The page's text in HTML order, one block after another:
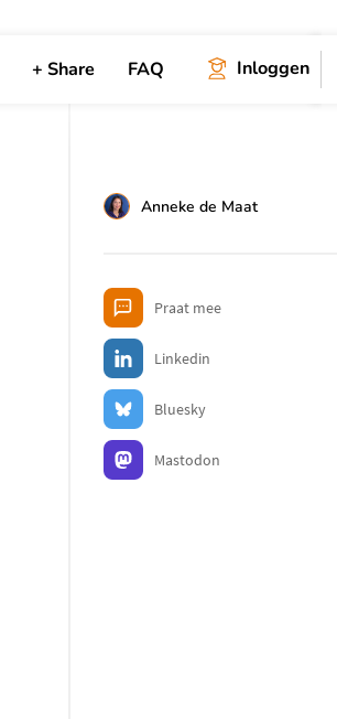
+ Share FAQ Inloggen
Anneke de Maat
Deel
artikel
Praat mee
Linkedin
Bluesky
Mastodon